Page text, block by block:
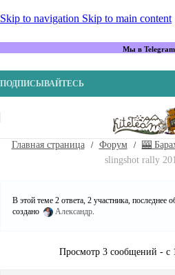
Skip to navigation Skip to main content
Мы в Telegram
ПОДПИСЫВАЙТЕСЬ
Главная страница Форум 🎰
slingshot rally
В этой теме 2 ответа, 2 участника, последнее
создано
Александр.
Просмотр 3 сообщений - с